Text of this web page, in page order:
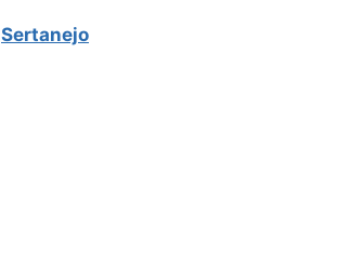
Sertanejo